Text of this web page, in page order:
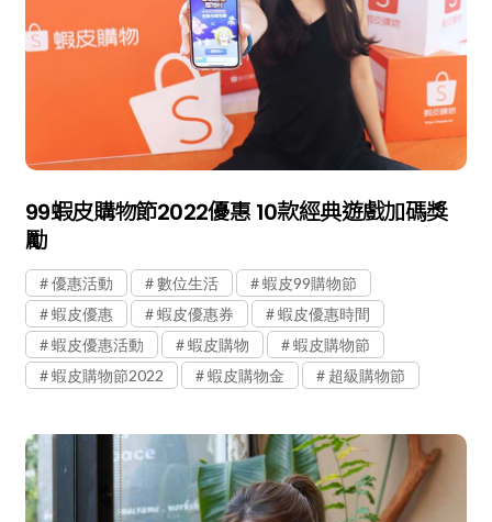
99蝦皮購物節2022優惠 10款經典遊戲加碼獎
勵
優惠活動 數位生活
蝦皮99購物節
蝦皮優惠
蝦皮優惠券
蝦皮優惠時間
蝦皮優惠活動
蝦皮購物
蝦皮購物節
蝦皮購物節2022
蝦皮購物金 超級購物節